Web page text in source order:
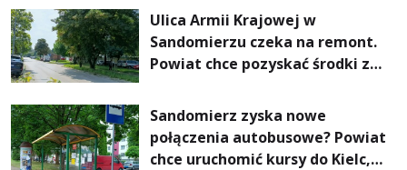
Pieszym „Tam Gdzie Pieprz
Rośnie”
Ulica Armii Krajowej w
Sandomierzu czeka na remont.
Powiat chce pozyskać środki z
Dróg
Sandomierz zyska nowe
połączenia autobusowe? Powiat
chce uruchomić kursy do Kielc,